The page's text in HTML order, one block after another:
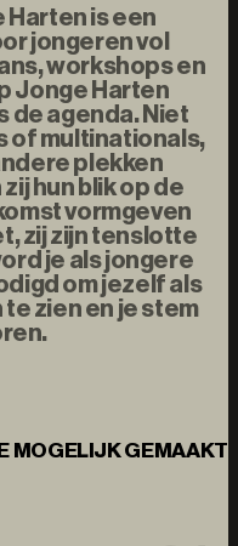
is een
jongeren vol
workshops en
Jonge Harten
de agenda. Niet
of multinationals,
plekken
hun blik op de
vormgeven
zij zijn tenslotte
je als jongere
om jezelf als
te zien en je stem
MOGELIJK GEMAAKT